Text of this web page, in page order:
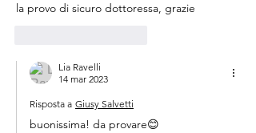
la provo di sicuro dottoressa, grazie
Lia Ravelli
14 mar 2023
Risposta a Giusy Salvetti
buonissima! da provare😊